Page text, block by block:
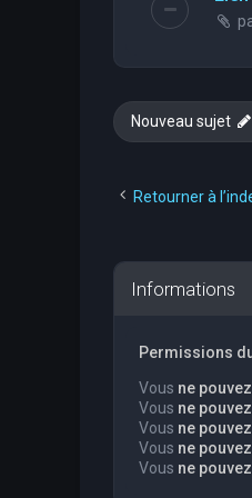
Nouveau sujet
Retourner à
Informations
Permissions
Vous ne
Vous ne
Vous ne
Vous ne
Vous ne